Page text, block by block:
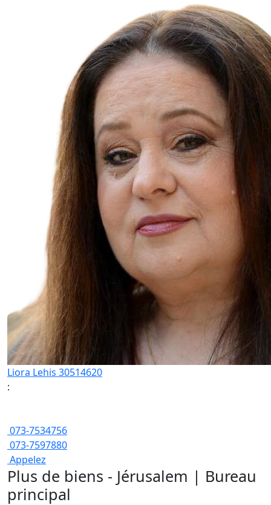
Liora Lehis 30514620
:
073-7534756
073-7597880
Appelez
Plus de biens - Jérusalem | Bureau
principal